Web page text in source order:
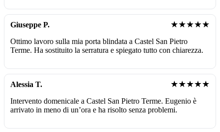
Giuseppe P. ★★★★★
Ottimo lavoro sulla mia porta blindata a Castel San Pietro
Terme. Ha sostituito la serratura e spiegato tutto con chiarezza.
Alessia T. ★★★★★
Intervento domenicale a Castel San Pietro Terme. Eugenio è
arrivato in meno di un’ora e ha risolto senza problemi.